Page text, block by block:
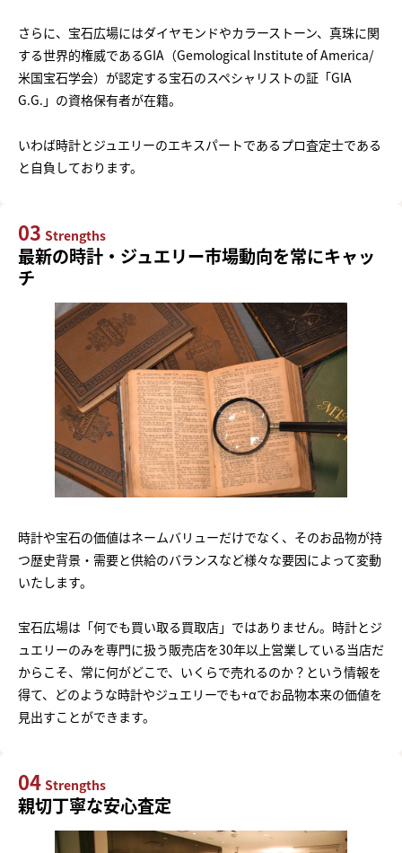
さらに、宝石広場にはダイヤモンドやカラーストーン、真珠に関
する世界的権威であるGIA（Gemological Institute of America/
米国宝石学会）が認定する宝石のスペシャリストの証「GIA
G.G.」の資格保有者が在籍。
いわば時計とジュエリーのエキスパートであるプロ査定士である
と自負しております。
03 Strengths
最新の時計・ジュエリー市場動向を常にキャッ
チ
時計や宝石の価値はネームバリューだけでなく、そのお品物が持
つ歴史背景・需要と供給のバランスなど様々な要因によって変動
いたします。
宝石広場は「何でも買い取る買取店」ではありません。時計とジ
ュエリーのみを専門に扱う販売店を30年以上営業している当店だ
からこそ、常に何がどこで、いくらで売れるのか？という情報を
得て、どのような時計やジュエリーでも+αでお品物本来の価値を
見出すことができます。
04 Strengths
親切丁寧な安心査定